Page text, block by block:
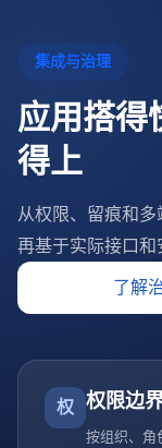
集成与治理
应用搭得
得上
从权限、留痕和多
再基于实际接口和
了解
权 权限边
按组织、角